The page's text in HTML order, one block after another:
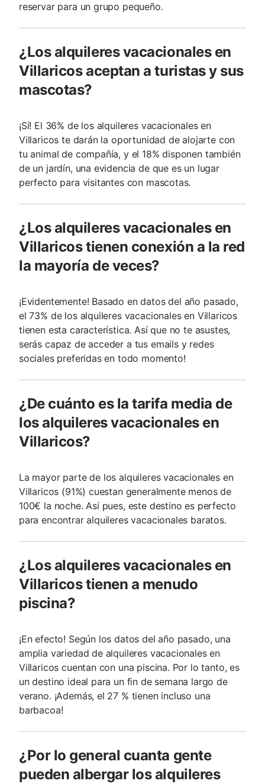
reservar para un grupo pequeño.
¿Los alquileres vacacionales en
Villaricos aceptan a turistas y sus
mascotas?
¡Sí! El 36% de los alquileres vacacionales en
Villaricos te darán la oportunidad de alojarte con
tu animal de compañía, y el 18% disponen también
de un jardín, una evidencia de que es un lugar
perfecto para visitantes con mascotas.
¿Los alquileres vacacionales en
Villaricos tienen conexión a la red
la mayoría de veces?
¡Evidentemente! Basado en datos del año pasado,
el 73% de los alquileres vacacionales en Villaricos
tienen esta característica. Así que no te asustes,
serás capaz de acceder a tus emails y redes
sociales preferidas en todo momento!
¿De cuánto es la tarifa media de
los alquileres vacacionales en
Villaricos?
La mayor parte de los alquileres vacacionales en
Villaricos (91%) cuestan generalmente menos de
100€ la noche. Así pues, este destino es perfecto
para encontrar alquileres vacacionales baratos.
¿Los alquileres vacacionales en
Villaricos tienen a menudo
piscina?
¡En efecto! Según los datos del año pasado, una
amplia variedad de alquileres vacacionales en
Villaricos cuentan con una piscina. Por lo tanto, es
un destino ideal para un fin de semana largo de
verano. ¡Además, el 27 % tienen incluso una
barbacoa!
¿Por lo general cuanta gente
pueden albergar los alquileres